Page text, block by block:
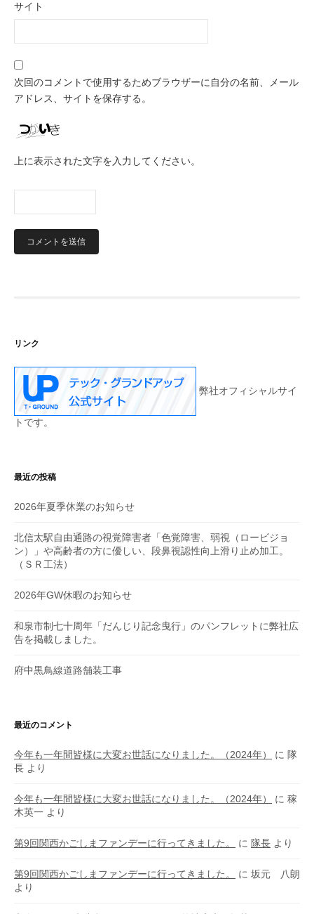
サイト
次回のコメントで使用するためブラウザーに自分の名前、メール
アドレス、サイトを保存する。
上に表示された文字を入力してください。
リンク
弊社オフィシャルサイ
トです。
最近の投稿
2026年夏季休業のお知らせ
北信太駅自由通路の視覚障害者「色覚障害、弱視（ロービジョ
ン）」や高齢者の方に優しい、段鼻視認性向上滑り止め加工。
（ＳＲ工法）
2026年GW休暇のお知らせ
和泉市制七十周年「だんじり記念曳行」のパンフレットに弊社広
告を掲載しました。
府中黒鳥線道路舗装工事
最近のコメント
今年も一年間皆様に大変お世話になりました。（2024年） に 隊
長 より
今年も一年間皆様に大変お世話になりました。（2024年） に 稼
木英一 より
第9回関西かごしまファンデーに行ってきました。 に 隊長 より
第9回関西かごしまファンデーに行ってきました。 に 坂元 八朗
より